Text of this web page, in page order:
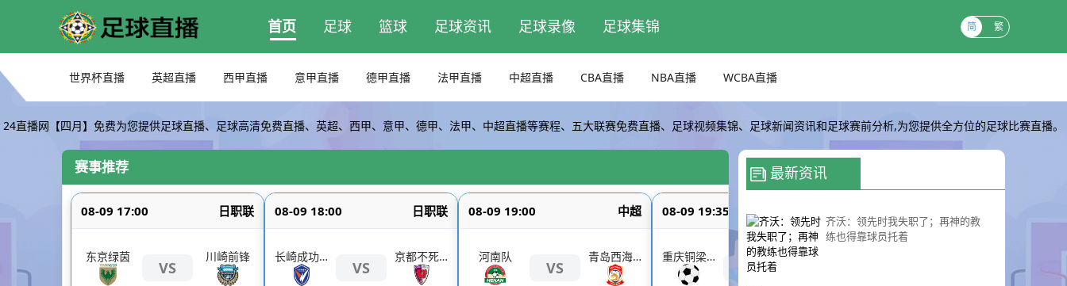
首页 足球 篮球 足球资讯 足球录像 足球集锦 简 繁
世界杯直播 英超直播 西甲直播 意甲直播 德甲直播 法甲直播 中超直播 CBA直播 NBA直播 WCBA直播
24直播网【四月】免费为您提供足球直播、足球高清免费直播、英超、西甲、意甲、德甲、法甲、中超直播等赛程、五大联赛免费直播、足球视频集锦、足球新闻资讯和足球赛前分析,为您提供全方位的足球比赛直播。
赛事推荐
08-09 17:00 日职联
东京绿茵
VS
川崎前锋
08-09 18:00 日职联
长崎成功丸
VS
京都不死鸟
08-09 19:00 中超
河南队
VS
青岛西海岸
08-09 19:35
重庆铜梁龙
VS
上海海港
最新资讯
齐沃：领先时我失职了；再神的教
练也得靠球员托着